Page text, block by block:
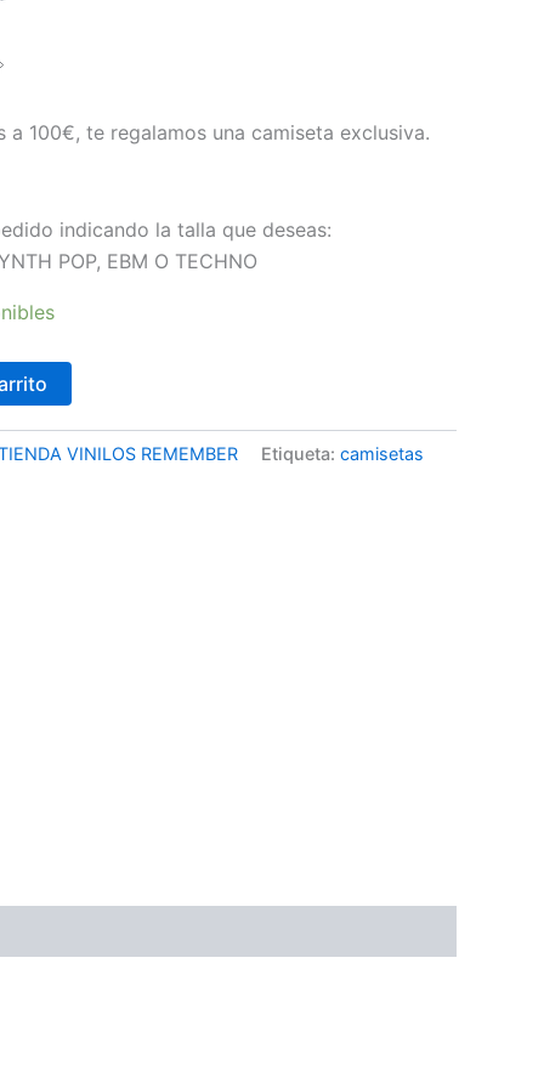
es:
a 100€, te regalamos una camiseta exclusiva.
indicando la talla que deseas:
POP, EBM O TECHNO
VINILOS REMEMBER Etiqueta: camisetas